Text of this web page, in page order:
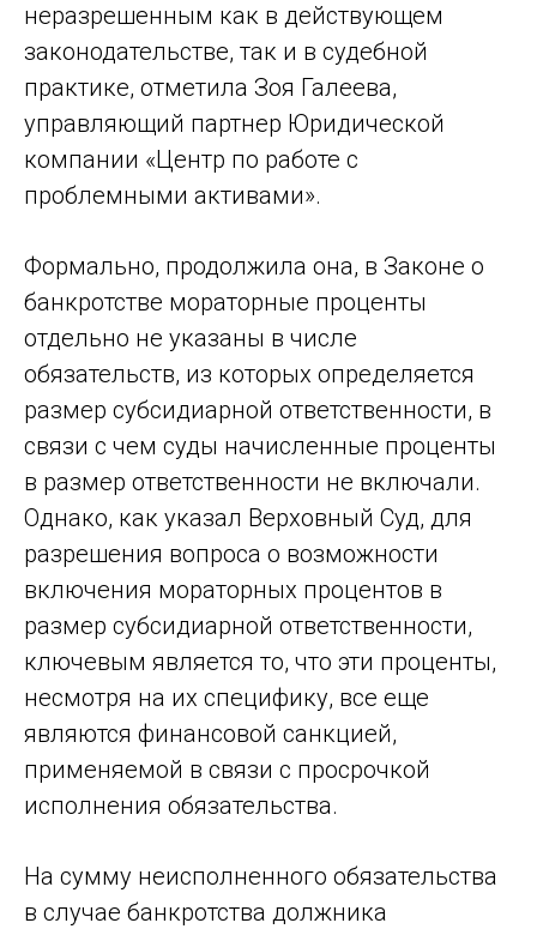
неразрешенным как в действующем
законодательстве, так и в судебной
практике, отметила Зоя Галеева,
управляющий партнер Юридической
компании «Центр по работе с
проблемными активами».
Формально, продолжила она, в Законе о
банкротстве мораторные проценты
отдельно не указаны в числе
обязательств, из которых определяется
размер субсидиарной ответственности, в
связи с чем суды начисленные проценты
в размер ответственности не включали.
Однако, как указал Верховный Суд, для
разрешения вопроса о возможности
включения мораторных процентов в
размер субсидиарной ответственности,
ключевым является то, что эти проценты,
несмотря на их специфику, все еще
являются финансовой санкцией,
применяемой в связи с просрочкой
исполнения обязательства.
На сумму неисполненного обязательства
в случае банкротства должника